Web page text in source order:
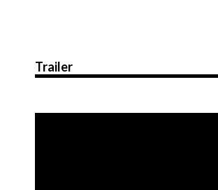
Trailer